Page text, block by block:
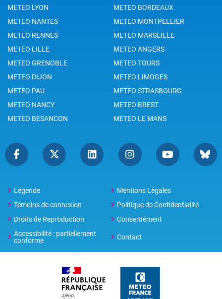
METEO LYON
METEO BORDEAUX
METEO NANTES
METEO MONTPELLIER
METEO RENNES
METEO MARSEILLE
METEO LILLE
METEO ANGERS
METEO GRENOBLE
METEO TOURS
METEO DIJON
METEO LIMOGES
METEO PAU
METEO STRASBOURG
METEO NANCY
METEO BREST
METEO BESANCON
METEO LE MANS
Légende
Mentions Légales
Témoins de connexion
Politique de Confidentialité
Droits de Reproduction
Consentement
Accessibilité : partiellement
conforme
Contact